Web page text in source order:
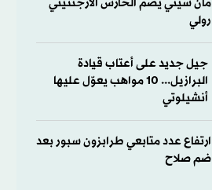
رولي
جيل جديد على أعتاب قيادة
البرازيل... 10 مواهب يعوّل عليها
أنشيلوتي
ارتفاع عدد متابعي طرابزون سبور بعد
ضم صلاح